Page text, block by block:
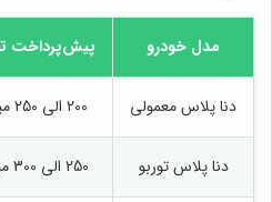
مدل خودرو پیش‌پرداخت
دنا پلاس معمولی 200 الی 250 میلیون
دنا پلاس توربو 250 الی 300 میلیون